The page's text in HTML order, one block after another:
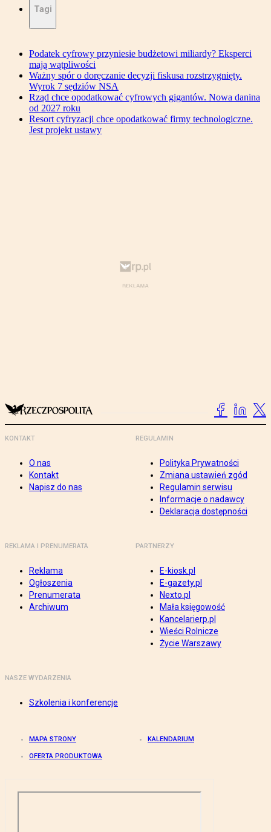
Tagi
Podatek cyfrowy przyniesie budżetowi miliardy? Eksperci
mają wątpliwości
Ważny spór o doręczanie decyzji fiskusa rozstrzygnięty.
Wyrok 7 sędziów NSA
Rząd chce opodatkować cyfrowych gigantów. Nowa danina
od 2027 roku
Resort cyfryzacji chce opodatkować firmy technologiczne.
Jest projekt ustawy
KONTAKT
O nas
Kontakt
Napisz do nas
REGULAMIN
Polityka Prywatności
Zmiana ustawień zgód
Regulamin serwisu
Informacje o nadawcy
Deklaracja dostępności
REKLAMA I PRENUMERATA
Reklama
Ogłoszenia
Prenumerata
Archiwum
PARTNERZY
E-kiosk.pl
E-gazety.pl
Nexto.pl
Mała księgowość
Kancelarierp.pl
Wieści Rolnicze
Życie Warszawy
NASZE WYDARZENIA
Szkolenia i konferencje
MAPA STRONY KALENDARIUM
OFERTA PRODUKTOWA